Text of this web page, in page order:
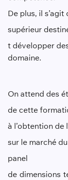
De plus, il s’agit
supérieur
t développer
domaine.
On attend des
de cette
à l’obtention de
sur le marché
panel
de dimensions